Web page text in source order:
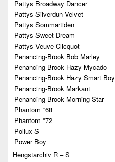
Pattys Broadway Dancer
Pattys Silverdun Velvet
Pattys Sommartiden
Pattys Sweet Dream
Pattys Veuve Clicquot
Penancing-Brook Bob Marley
Penancing-Brook Hazy Mycado
Penancing-Brook Hazy Smart Boy
Penancing-Brook Markant
Penancing-Brook Morning Star
Phantom *68
Phantom *72
Pollux S
Power Boy
Hengstarchiv R – S